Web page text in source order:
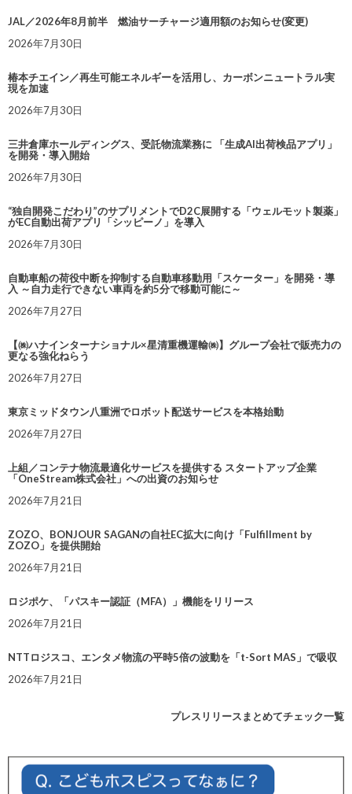
JAL／2026年8月前半 燃油サーチャージ適用額のお知らせ(変更)
2026年7月30日
椿本チエイン／再生可能エネルギーを活用し、カーボンニュートラル実
現を加速
2026年7月30日
三井倉庫ホールディングス、受託物流業務に 「生成AI出荷検品アプリ」
を開発・導入開始
2026年7月30日
“独自開発こだわり”のサプリメントでD2C展開する「ウェルモット製薬」
がEC自動出荷アプリ「シッピーノ」を導入
2026年7月30日
自動車船の荷役中断を抑制する自動車移動用「スケーター」を開発・導
入 ～自力走行できない車両を約5分で移動可能に～
2026年7月27日
【㈱ハナインターナショナル×星清重機運輸㈱】グループ会社で販売力の
更なる強化ねらう
2026年7月27日
東京ミッドタウン八重洲でロボット配送サービスを本格始動
2026年7月27日
上組／コンテナ物流最適化サービスを提供する スタートアップ企業
「OneStream株式会社」への出資のお知らせ
2026年7月21日
ZOZO、BONJOUR SAGANの自社EC拡大に向け「Fulfillment by
ZOZO」を提供開始
2026年7月21日
ロジポケ、「パスキー認証（MFA）」機能をリリース
2026年7月21日
NTTロジスコ、エンタメ物流の平時5倍の波動を「t-Sort MAS」で吸収
2026年7月21日
プレスリリースまとめてチェック一覧